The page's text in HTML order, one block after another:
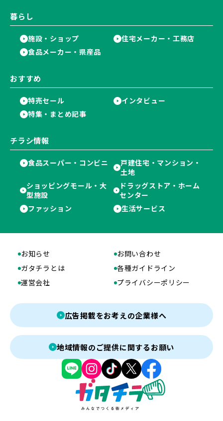
暮らし
施設・ショップ
住宅メーカー・工務店
食品メーカー・県産品
おすすめ
特売セール
インタビュー
特集・まとめ記事
チラシ情報
食品スーパー・コンビニ
戸建住宅・マンション・
土地
ショッピングモール・大
型施設
ドラッグストア・ホーム
センター
ファッション
生活サービス
お知らせ
お問い合わせ
ガタチラとは
各種ガイドライン
運営会社
プライバシーポリシー
広告掲載をお考えの企業様へ
地域情報のご提供に関するお願い